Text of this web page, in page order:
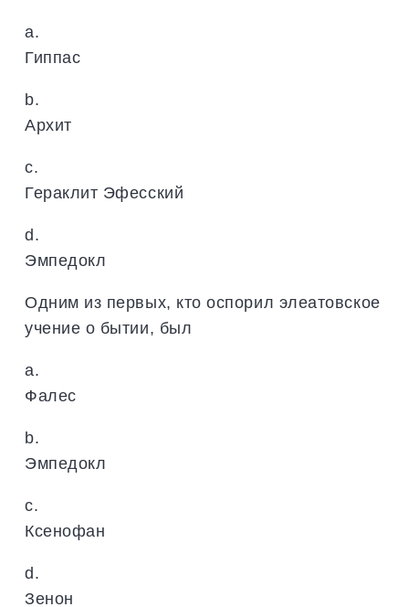
a.
Гиппас
b.
Архит
c.
Гераклит Эфесский
d.
Эмпедокл
Одним из первых, кто оспорил элеатовское
учение о бытии, был
a.
Фалес
b.
Эмпедокл
c.
Ксенофан
d.
Зенон